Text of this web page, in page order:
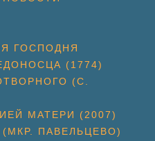
ГОСПОДНЯ
(1774)
(С.
МАТЕРИ (2007)
ПАВЕЛЬЦЕВО)